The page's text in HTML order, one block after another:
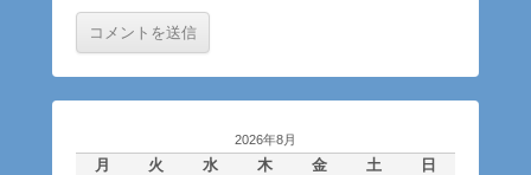
2026年8月
月 火 水 木 金 土
日